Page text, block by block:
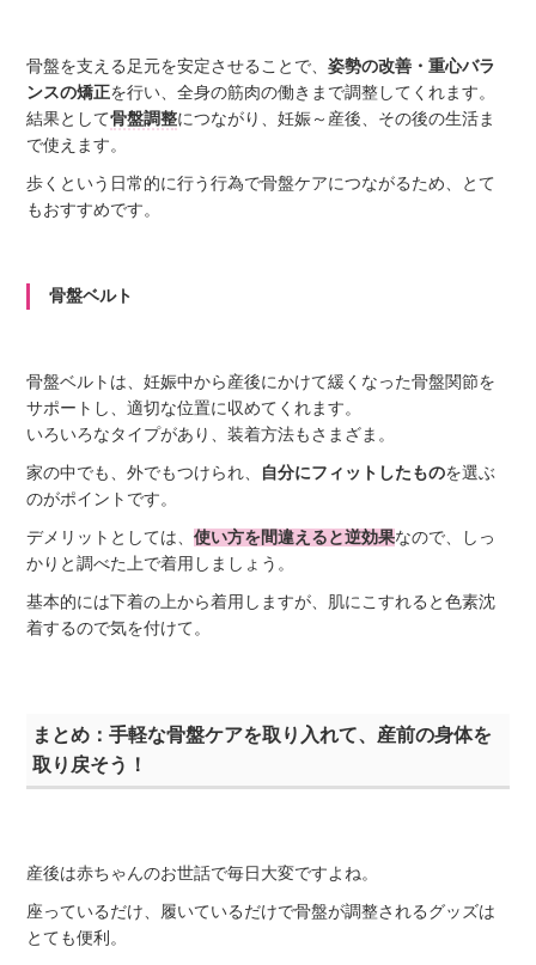
骨盤を支える足元を安定させることで、姿勢の改善・重心バラ
ンスの矯正を行い、全身の筋肉の働きまで調整してくれます。
結果として骨盤調整につながり、妊娠～産後、その後の生活ま
で使えます。
歩くという日常的に行う行為で骨盤ケアにつながるため、とて
もおすすめです。
骨盤ベルト
骨盤ベルトは、妊娠中から産後にかけて緩くなった骨盤関節を
サポート し、適切な位置に収めてくれます。
いろいろなタイプがあり、装着方法もさまざま。
家の中でも、外でもつけられ、 自分にフィットしたものを選ぶ
のがポイントです。
デメリットとしては、使い方を間違えると逆効果なので、しっ
かりと調べた上で着用しましょう。
基本的には下着の上から着用しますが、肌にこすれると色素沈
着するので気を付けて。
まとめ：手軽な骨盤ケアを取り入れて、産前の身体を
取り戻そう！
産後は赤ちゃんのお世話で毎日大変ですよね。
座っているだけ、履いているだけで骨盤が調整されるグッズは
とても便利。